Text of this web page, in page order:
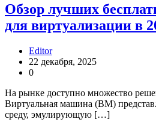
Обзор лучших
для виртуализации в
Editor
22 декабря, 2025
0
На рынке доступно множество
Виртуальная машина (ВМ)
среду, эмулирующую […]